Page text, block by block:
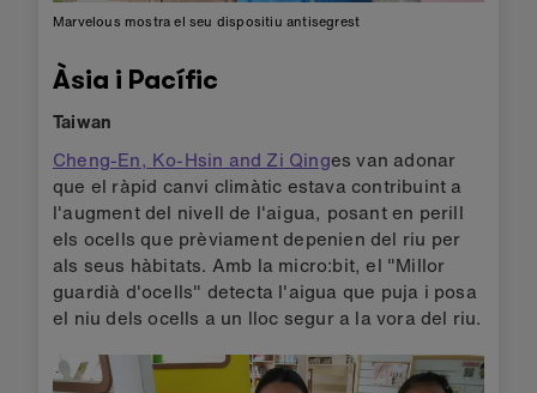
Marvelous mostra el seu dispositiu antisegrest
Àsia i Pacífic
Taiwan
Cheng-En, Ko-Hsin and Zi Qinges van adonar
que el ràpid canvi climàtic estava contribuint a
l'augment del nivell de l'aigua, posant en perill
els ocells que prèviament depenien del riu per
als seus hàbitats. Amb la micro:bit, el "Millor
guardià d'ocells" detecta l'aigua que puja i posa
el niu dels ocells a un lloc segur a la vora del riu.